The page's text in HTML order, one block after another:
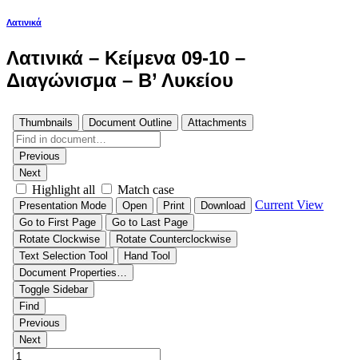
Λατινικά
Λατινικά – Κείμενα 09-10 –
Διαγώνισμα – Β’ Λυκείου